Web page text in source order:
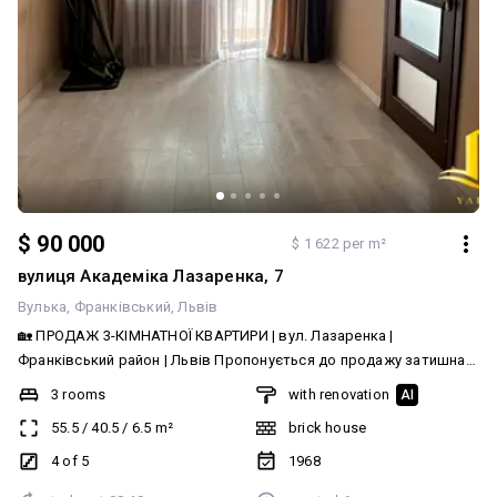
$ 90 000 $ 1 622 per m²
вулиця Академіка Лазаренка, 7
Вулька Франківський Львів
🏡 ПРОДАЖ 3-КІМНАТНОЇ КВАРТИРИ | вул. Лазаренка |
Франківський район | Львів Пропонується до продажу затишна
та доглянута 3-кімнатна квартира на вул. Лазаренка – в одному
з найкомфортніших районів Львова. Це чудовий варіант для
сім'ї, яка цінує зручне розташування, розвинену інфраструктуру
та затишну атмосферу. Квартира розташована на 4 поверсі 5-
3 rooms
55.5/40.5 / 6.5 m²
4 of 5
with renovation AI
brick house
1968